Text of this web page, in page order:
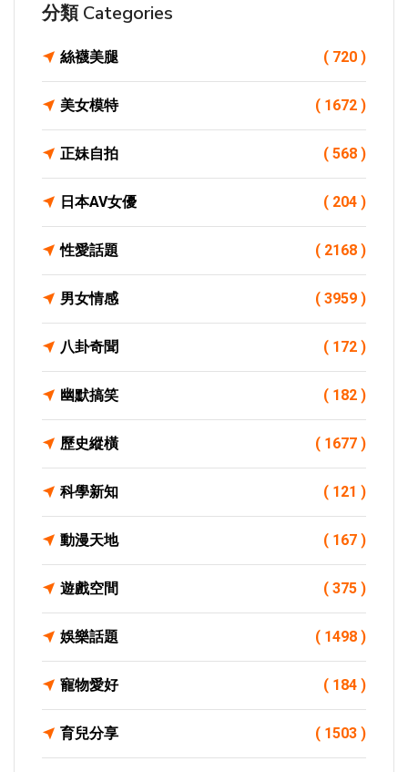
分類 Categories
絲襪美腿 ( 720 )
美女模特 ( 1672 )
正妹自拍 ( 568 )
日本AV女優 ( 204 )
性愛話題 ( 2168 )
男女情感 ( 3959 )
八卦奇聞 ( 172 )
幽默搞笑 ( 182 )
歷史縱橫 ( 1677 )
科學新知 ( 121 )
動漫天地 ( 167 )
遊戲空間 ( 375 )
娛樂話題 ( 1498 )
寵物愛好 ( 184 )
育兒分享 ( 1503 )